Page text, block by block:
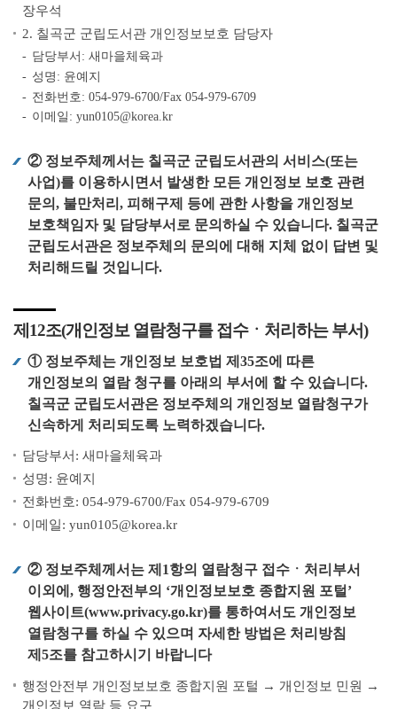
장우석
2. 칠곡군 군립도서관 개인정보보호 담당자
담당부서: 새마을체육과
성명: 윤예지
전화번호: 054-979-6700/Fax 054-979-6709
이메일: yun0105@korea.kr
② 정보주체께서는 칠곡군 군립도서관의 서비스(또는
사업)를 이용하시면서 발생한 모든 개인정보 보호 관련
문의, 불만처리, 피해구제 등에 관한 사항을 개인정보
보호책임자 및 담당부서로 문의하실 수 있습니다. 칠곡군
군립도서관은 정보주체의 문의에 대해 지체 없이 답변 및
처리해드릴 것입니다.
제12조(개인정보 열람청구를 접수ㆍ처리하는 부서)
① 정보주체는 개인정보 보호법 제35조에 따른
개인정보의 열람 청구를 아래의 부서에 할 수 있습니다.
칠곡군 군립도서관은 정보주체의 개인정보 열람청구가
신속하게 처리되도록 노력하겠습니다.
담당부서: 새마을체육과
성명: 윤예지
전화번호: 054-979-6700/Fax 054-979-6709
이메일: yun0105@korea.kr
② 정보주체께서는 제1항의 열람청구 접수ㆍ처리부서
이외에, 행정안전부의 ‘개인정보보호 종합지원 포털’
웹사이트(www.privacy.go.kr)를 통하여서도 개인정보
열람청구를 하실 수 있으며 자세한 방법은 처리방침
제5조를 참고하시기 바랍니다
행정안전부 개인정보보호 종합지원 포털 → 개인정보 민원 →
개인정보 열람 등 요구